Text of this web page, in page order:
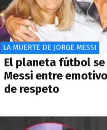
LA MUERTE DE JORGE MESSI
El planeta fútbol se
Messi entre
de respeto